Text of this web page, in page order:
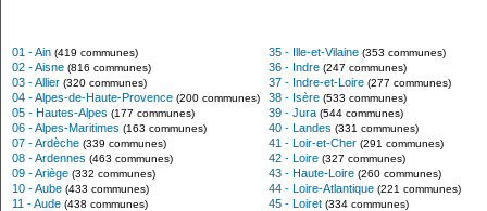
01 - Ain (419 communes)
02 - Aisne (816 communes)
03 - Allier (320 communes)
04 - Alpes-de-Haute-Provence (200 communes)
05 - Hautes-Alpes (177 communes)
06 - Alpes-Maritimes (163 communes)
07 - Ardèche (339 communes)
08 - Ardennes (463 communes)
09 - Ariège (332 communes)
10 - Aube (433 communes)
11 - Aude (438 communes)
35 - Ille-et-Vilaine (353 communes)
36 - Indre (247 communes)
37 - Indre-et-Loire (277 communes)
38 - Isère (533 communes)
39 - Jura (544 communes)
40 - Landes (331 communes)
41 - Loir-et-Cher (291 communes)
42 - Loire (327 communes)
43 - Haute-Loire (260 communes)
44 - Loire-Atlantique (221 communes)
45 - Loiret (334 communes)